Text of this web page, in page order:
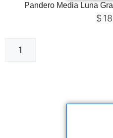
Pandero Media Luna
$